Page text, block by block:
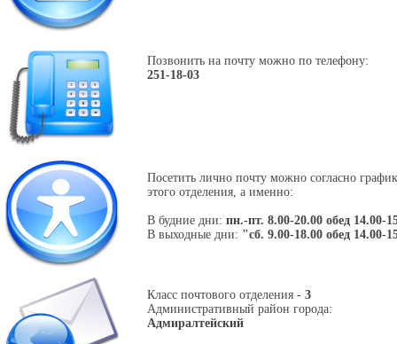
Позвонить на почту можно по телефону:
251-18-03
Посетить лично почту можно согласно
этого отделения, а именно:
В будние дни: пн.-пт. 8.00-20.00 обед 14.00-
В выходные дни: "сб. 9.00-18.00 обед 14.00-
Класс почтового отделения - 3
Административный район города:
Адмиралтейский